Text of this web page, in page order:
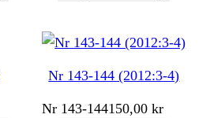
Nr 143-144 (2012:3-4)
Nr 143-144150,00kr